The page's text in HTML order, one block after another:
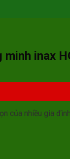
minh inax
của nhiều gia